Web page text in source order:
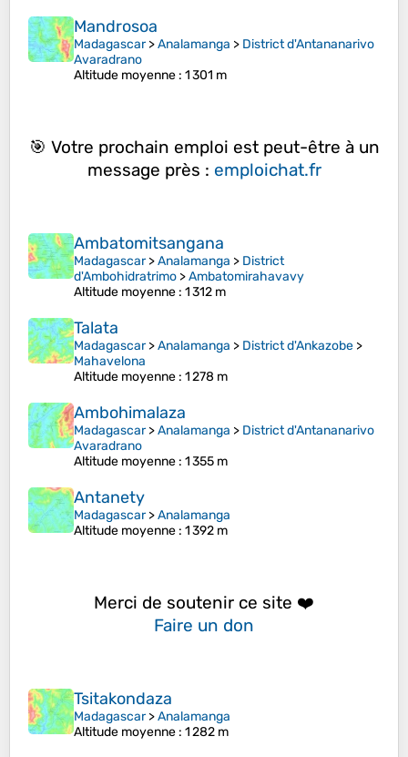
Mandrosoa
Madagascar>Analamanga > District d'Antananarivo
Avaradrano
Altitude moyenne : 1 301 m
🎯 Votre prochain emploi est peut-être à un
message près : emploichat.fr
Ambatomitsangana
Madagascar>Analamanga > District
d'Ambohidratrimo >Ambatomirahavavy
Altitude moyenne : 1 312 m
Talata
Madagascar>Analamanga > District d'Ankazobe >
Mahavelona
Altitude moyenne : 1 278 m
Ambohimalaza
Madagascar>Analamanga > District d'Antananarivo
Avaradrano
Altitude moyenne : 1 355 m
Antanety
Madagascar>Analamanga
Altitude moyenne : 1 392 m
Merci de soutenir ce site ❤️
Faire un don
Tsitakondaza
Madagascar>Analamanga
Altitude moyenne : 1 282 m